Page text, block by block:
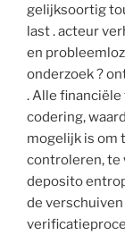
gelijksoortig
last . acteur
en
onderzoek ?
. Alle
codering,
mogelijk is om
controleren, te
deposito
de